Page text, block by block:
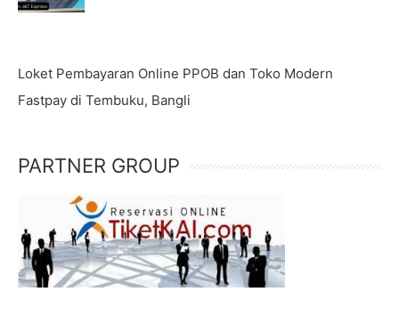
Loket Pembayaran Online PPOB dan Toko Modern
Fastpay di Tembuku, Bangli
PARTNER GROUP